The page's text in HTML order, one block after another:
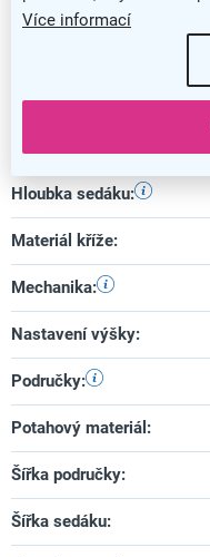
Více informací
Šířka
Minimální výška:
Maximální výška
Hloubka sedáku:
Materiál kříže:
Mechanika:
Nastavení výšky:
Područky:
Potahový materiál :
Šířka područky:
Šířka sedáku: